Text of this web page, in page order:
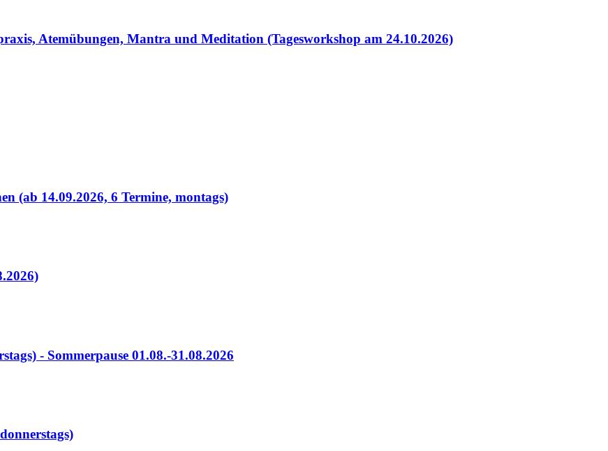
Atemübungen, Mantra und Meditation (Tagesworkshop am 24.10.2026)
(ab 14.09.2026, 6 Termine, montags)
- Sommerpause 01.08.-31.08.2026